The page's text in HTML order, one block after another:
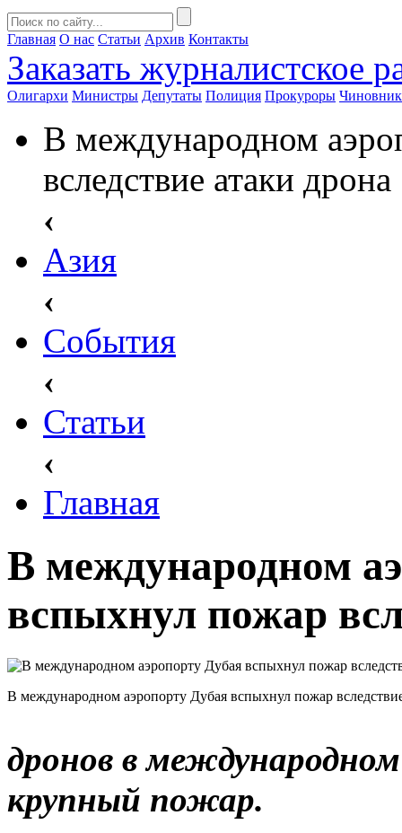
Главная О нас Статьи Архив Контакты
Заказать журналистское
Олигархи Министры Депутаты Полиция Прокуроры
В международном
вследствие атаки дрона
‹
Азия
‹
События
‹
Статьи
‹
Главная
В международном
вспыхнул пожар
В международном аэропорту Дубая вспыхнул пожар
дронов в
крупный пожар.